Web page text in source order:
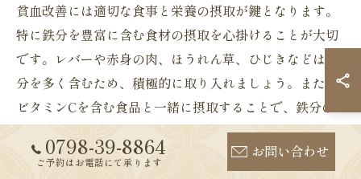
貧血改善には適切な食事と栄養の摂取が鍵となります。
特に鉄分を豊富に含む食材の摂取を心掛けることが大切
です。レバーや赤身の肉、ほうれん草、ひじきなどは鉄
分を多く含むため、積極的に取り入れましょう。また、
ビタミンCを含む食品と一緒に摂取することで、鉄分の
吸収を促進する効果が期待できます。例えば、ほうれん
草とトマトを使ったサラダや、レバーとオレンジを組み
0798-39-8864
ご予約はお電話にて承ります
お問い合わせ